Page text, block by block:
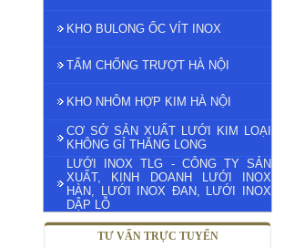
KHO BULONG ỐC VÍT INOX
TẤM CHỐNG TRƯỢT HÀ NỘI
KHO NHÔM HỢP KIM HÀ NỘI
CƠ SỞ SẢN XUẤT LƯỚI KIM LOẠI
KHÔNG GỈ THĂNG LONG
LƯỚI INOX TLG - CÔNG TY SẢN
XUẤT, KINH DOANH LƯỚI INOX
HÀN, LƯỚI INOX ĐAN, LƯỚI INOX
DẬP LỖ
TƯ VẤN TRỰC TUYẾN